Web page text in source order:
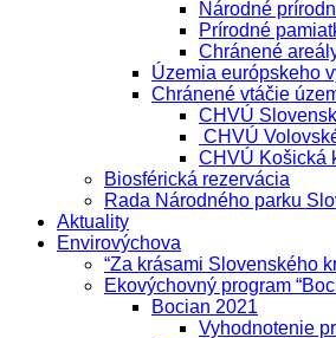
Národné
Prírodné
Chránené
Územia európskeho
Chránené vtáčie
CHVÚ
CHVÚ
CHVÚ Košická
Biosférická rezervácia
Rada Národného parku
Aktuality
Envirovýchova
“Za krásami Slovenského
Ekovýchovný program
Bocian 2021
Vyhodnotenie